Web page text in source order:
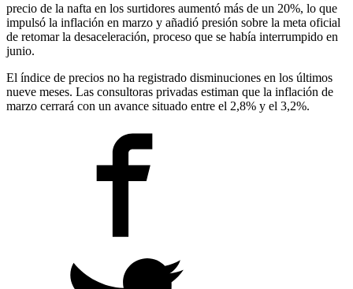
precio de la nafta en los surtidores aumentó más de un 20%, lo que
impulsó la inflación en marzo y añadió presión sobre la meta oficial
de retomar la desaceleración, proceso que se había interrumpido en
junio.
El índice de precios no ha registrado disminuciones en los últimos
nueve meses. Las consultoras privadas estiman que la inflación de
marzo cerrará con un avance situado entre el 2,8% y el 3,2%.